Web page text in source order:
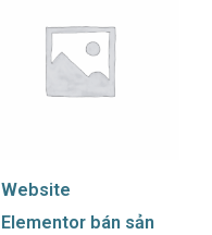
Website
Elementor bán sản